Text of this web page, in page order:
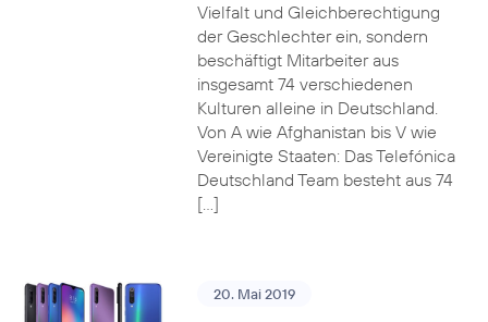
Vielfalt und Gleichberechtigung
der Geschlechter ein, sondern
beschäftigt Mitarbeiter aus
insgesamt 74 verschiedenen
Kulturen alleine in Deutschland.
Von A wie Afghanistan bis V wie
Vereinigte Staaten: Das Telefónica
Deutschland Team besteht aus 74
[…]
20. Mai 2019